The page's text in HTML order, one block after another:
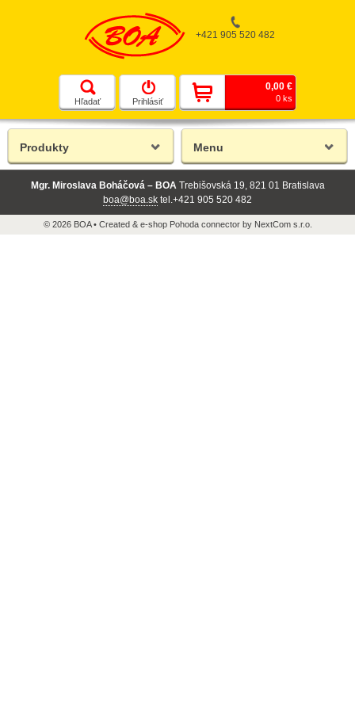
+421 905 520 482
Hľadať Prihlásiť
0,00 €
0 ks
Produkty Menu
Mgr. Miroslava Boháčová – BOATrebišovská 19, 821 01 Bratislava
boa@boa.sk tel.+421 905 520 482
© 2026 BOA • Created & e-shop Pohoda connectorby NextCom s.r.o.